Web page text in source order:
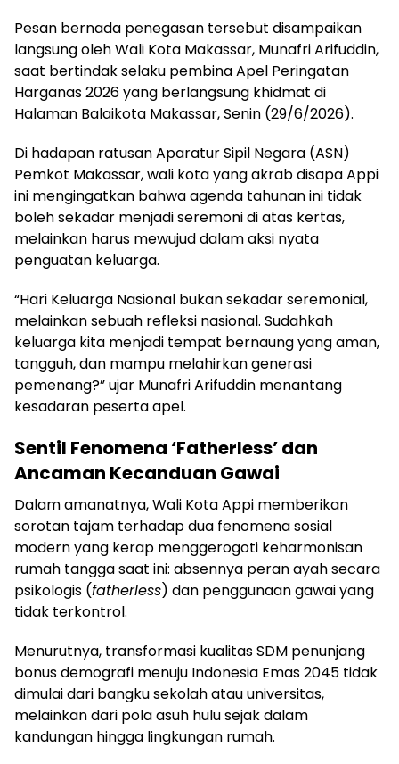
Pesan bernada penegasan tersebut disampaikan
langsung oleh Wali Kota Makassar, Munafri Arifuddin,
saat bertindak selaku pembina Apel Peringatan
Harganas 2026 yang berlangsung khidmat di
Halaman Balaikota Makassar, Senin (29/6/2026).
Di hadapan ratusan Aparatur Sipil Negara (ASN)
Pemkot Makassar, wali kota yang akrab disapa Appi
ini mengingatkan bahwa agenda tahunan ini tidak
boleh sekadar menjadi seremoni di atas kertas,
melainkan harus mewujud dalam aksi nyata
penguatan keluarga.
“Hari Keluarga Nasional bukan sekadar seremonial,
melainkan sebuah refleksi nasional. Sudahkah
keluarga kita menjadi tempat bernaung yang aman,
tangguh, dan mampu melahirkan generasi
pemenang?” ujar Munafri Arifuddin menantang
kesadaran peserta apel.
Sentil Fenomena ‘Fatherless’ dan
Ancaman Kecanduan Gawai
Dalam amanatnya, Wali Kota Appi memberikan
sorotan tajam terhadap dua fenomena sosial
modern yang kerap menggerogoti keharmonisan
rumah tangga saat ini: absennya peran ayah secara
psikologis (fatherless) dan penggunaan gawai yang
tidak terkontrol.
Menurutnya, transformasi kualitas SDM penunjang
bonus demografi menuju Indonesia Emas 2045 tidak
dimulai dari bangku sekolah atau universitas,
melainkan dari pola asuh hulu sejak dalam
kandungan hingga lingkungan rumah.